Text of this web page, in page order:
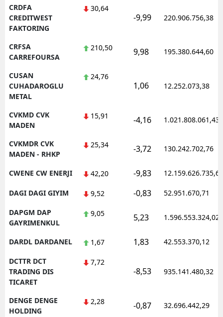
CRDFA
CREDITWEST
FAKTORING
30,64
-9,99 220.906.756,38
CRFSA
CARREFOURSA
210,50 9,98 195.380.644,60
CUSAN
CUHADAROGLU
METAL
24,76
1,06 12.252.073,38
CVKMD CVK
MADEN
15,91 -4,16 1.021.808.061,43
CVKMDR CVK
MADEN - RHKP
25,34 -3,72 130.242.702,76
CWENE CW ENERJI 42,20 -9,83 12.159.626.735,62
DAGI DAGI GIYIM 9,52 -0,83 52.951.670,71
DAPGM DAP
GAYRIMENKUL
9,05 5,23 1.596.553.324,02
DARDL DARDANEL 1,67 1,83 42.553.370,12
DCTTR DCT
TRADING DIS
TICARET
7,72
-8,53 935.141.480,32
DENGE DENGE
HOLDING
2,28 -0,87 32.696.442,29